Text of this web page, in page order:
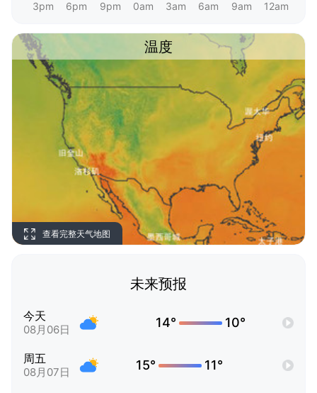
3pm 6pm 9pm 0am 3am 6am 9am 12am
温度
查看完整天气地图
未来预报
今天
08月06日 14° 10°
周五
08月07日 15° 11°